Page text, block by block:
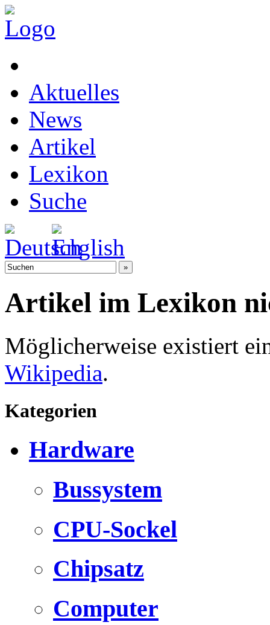
Aktuelles
News
Artikel
Lexikon
Suche
Artikel im Lexikon
Möglicherweise existiert
Wikipedia.
Kategorien
Hardware
Bussystem
CPU-Sockel
Chipsatz
Computer